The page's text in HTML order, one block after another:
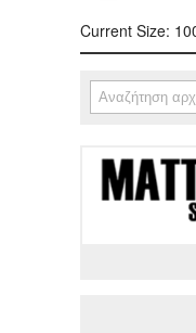
Current Size:
Φόρμα
Αναζήτηση